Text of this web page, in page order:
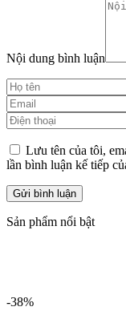
Nội dung bình luận
Lưu tên của tôi,
lần bình luận kế tiếp
Sản phẩm nổi bật
-38%